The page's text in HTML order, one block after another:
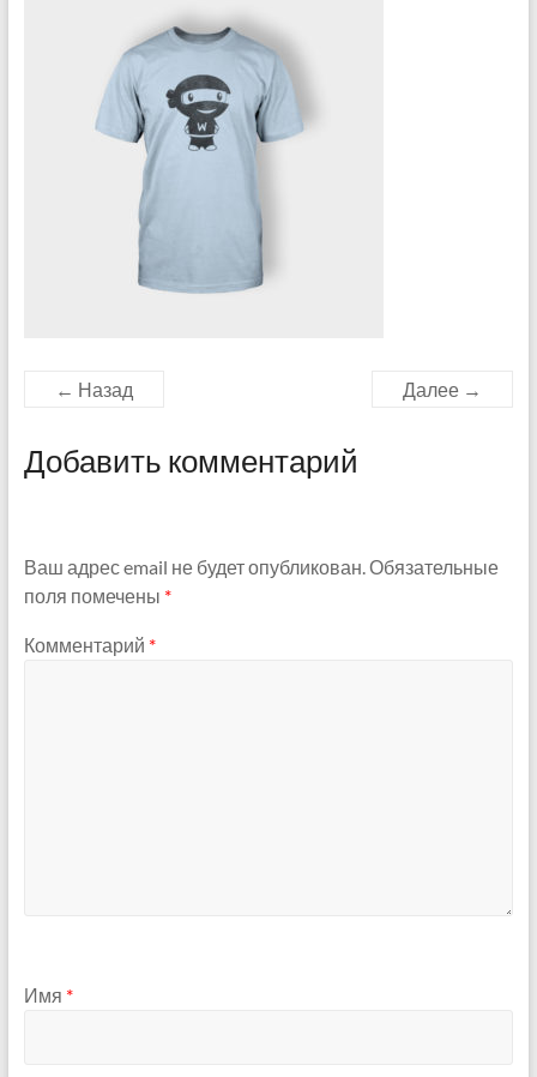
← Назад Далее →
Добавить комментарий
Ваш адрес email не будет опубликован. Обязательные
поля помечены *
Комментарий *
Имя *